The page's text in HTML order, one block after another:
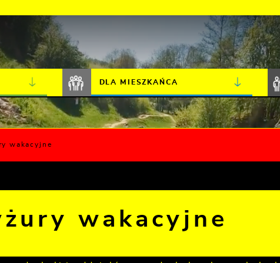
JAKOŚĆ POWIETRZA
DLA MIESZKAŃCA
wakacyjne
wakacyjne